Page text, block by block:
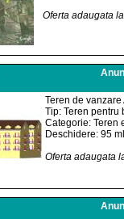
Oferta adaugata
Teren de vanzare
Tip: Teren pentru
Categorie: Teren
Deschidere: 95 ml
Oferta adaugata